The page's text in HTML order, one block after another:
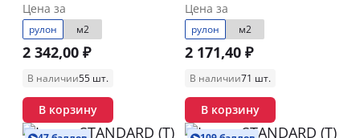
Цена за
рулон м2
2 342,00 ₽
В наличии55 шт.
В корзину
Цена за
рулон м2
2 171,40 ₽
В наличии71 шт.
В корзину